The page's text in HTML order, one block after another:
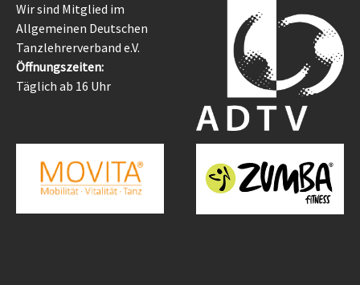
Wir sind Mitglied im
Allgemeinen Deutschen
Tanzlehrerverband e.V.
Öffnungszeiten:
Täglich ab 16 Uhr